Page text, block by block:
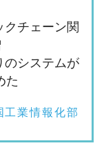
チェーン関
のシステムが
た
工業情報化部